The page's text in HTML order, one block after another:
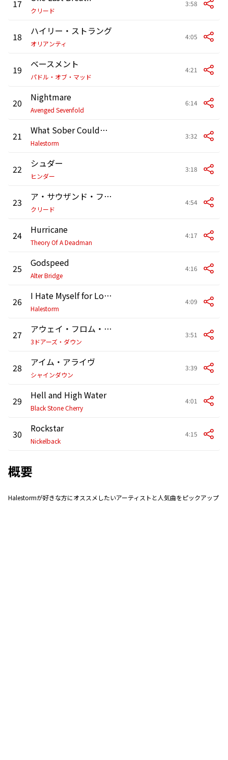
17
クリード
3:58
18 ハイリー・ストラング
オリアンティ
4:05
19 ベースメント
パドル・オブ・マッド
4:21
20 Nightmare
Avenged Sevenfold
6:14
21 What Sober Couldn't Say
Halestorm
3:32
22 シュダー
ヒンダー
3:18
23 ア・サウザンド・フェイセズ
クリード
4:54
24 Hurricane
Theory Of A Deadman
4:17
25 Godspeed
Alter Bridge
4:16
26 I Hate Myself for Loving You
Halestorm
4:09
27 アウェイ・フロム・ザ・サン
3ドアーズ・ダウン
3:51
28 アイム・アライヴ
シャインダウン
3:39
29 Hell and High Water
Black Stone Cherry
4:01
30 Rockstar
Nickelback
4:15
概要
Halestormが好きな方にオススメしたいアーティストと人気曲をピックアップ